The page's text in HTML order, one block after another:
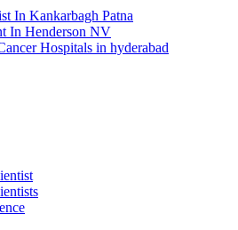
In Kankarbagh Patna
In Henderson NV
Hospitals in hyderabad